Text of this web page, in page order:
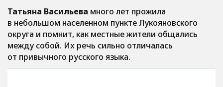
Татьяна Васильева много лет прожила
в небольшом населенном пункте Лукояновского
округа и помнит, как местные жители общались
между собой. Их речь сильно отличалась
от привычного русского языка.